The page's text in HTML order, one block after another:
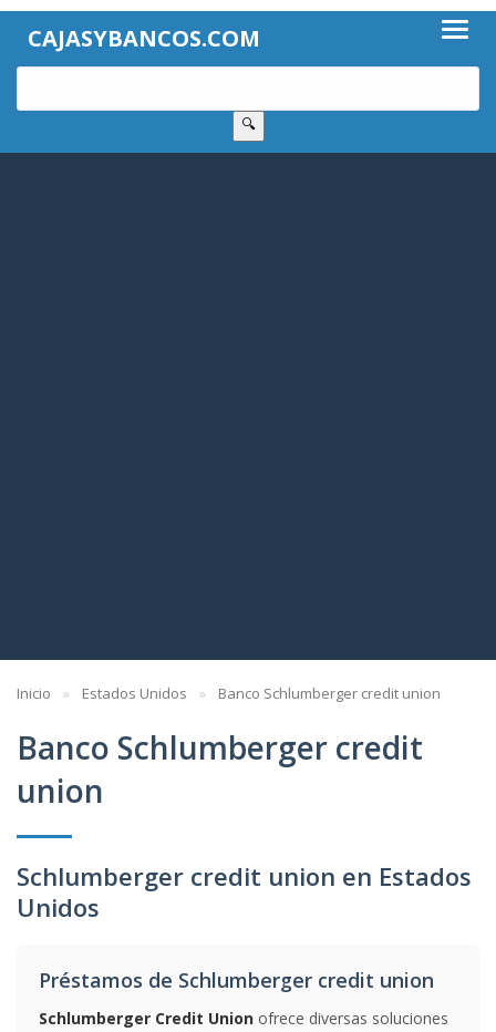
CAJASYBANCOS.COM
🔍
Inicio Estados Unidos Banco Schlumberger credit union
Banco Schlumberger credit
union
Schlumberger credit union en Estados
Unidos
Préstamos de Schlumberger credit union
Schlumberger Credit Union ofrece diversas soluciones